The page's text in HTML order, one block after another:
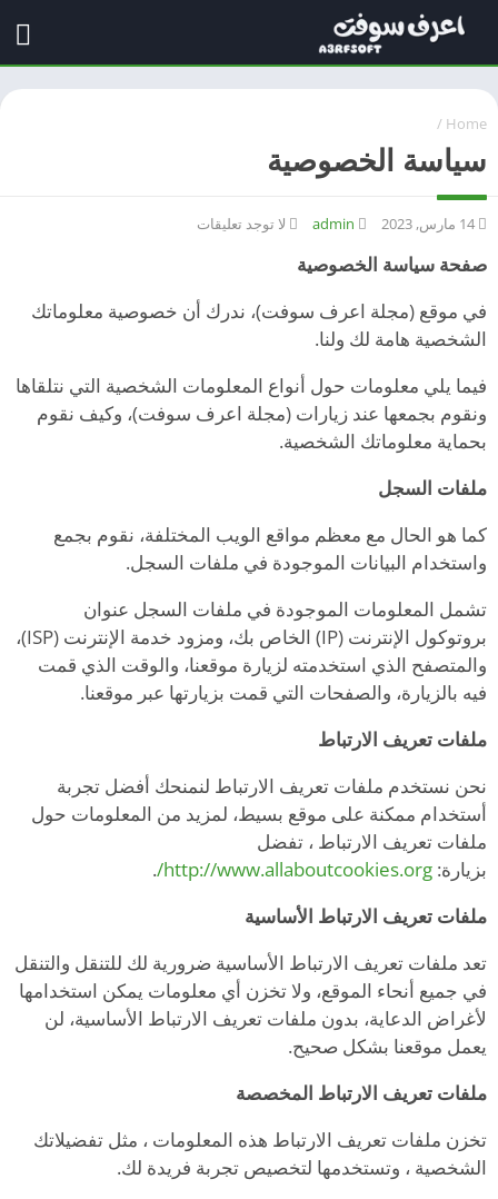
Home
/
سياسة الخصوصية
admin لا توجد تعليقات
صفحة سياسة الخصوصية
في موقع (مجلة اعرف سوفت)، ندرك أن خصوصية معلوماتك
الشخصية هامة لك ولنا.
فيما يلي معلومات حول أنواع المعلومات الشخصية التي نتلقاها
ونقوم بجمعها عند زيارات (مجلة اعرف سوفت)، وكيف نقوم
بحماية معلوماتك الشخصية.
ملفات السجل
كما هو الحال مع معظم مواقع الويب المختلفة، نقوم بجمع
واستخدام البيانات الموجودة في ملفات السجل.
تشمل المعلومات الموجودة في ملفات السجل عنوان
بروتوكول الإنترنت (IP) الخاص بك، ومزود خدمة الإنترنت (ISP)،
والمتصفح الذي استخدمته لزيارة موقعنا، والوقت الذي قمت
فيه بالزيارة، والصفحات التي قمت بزيارتها عبر موقعنا.
ملفات تعريف الارتباط
نحن نستخدم ملفات تعريف الارتباط لنمنحك أفضل تجربة
أستخدام ممكنة على موقع بسيط، لمزيد من المعلومات حول
ملفات تعريف الارتباط ، تفضل
بزيارة: http://www.allaboutcookies.org/
.
ملفات تعريف الارتباط الأساسية
تعد ملفات تعريف الارتباط الأساسية ضرورية لك للتنقل والتنقل
في جميع أنحاء الموقع، ولا تخزن أي معلومات يمكن استخدامها
لأغراض الدعاية، بدون ملفات تعريف الارتباط الأساسية، لن
يعمل موقعنا بشكل صحيح.
ملفات تعريف الارتباط المخصصة
تخزن ملفات تعريف الارتباط هذه المعلومات ، مثل تفضيلاتك
الشخصية ، وتستخدمها لتخصيص تجربة فريدة لك.